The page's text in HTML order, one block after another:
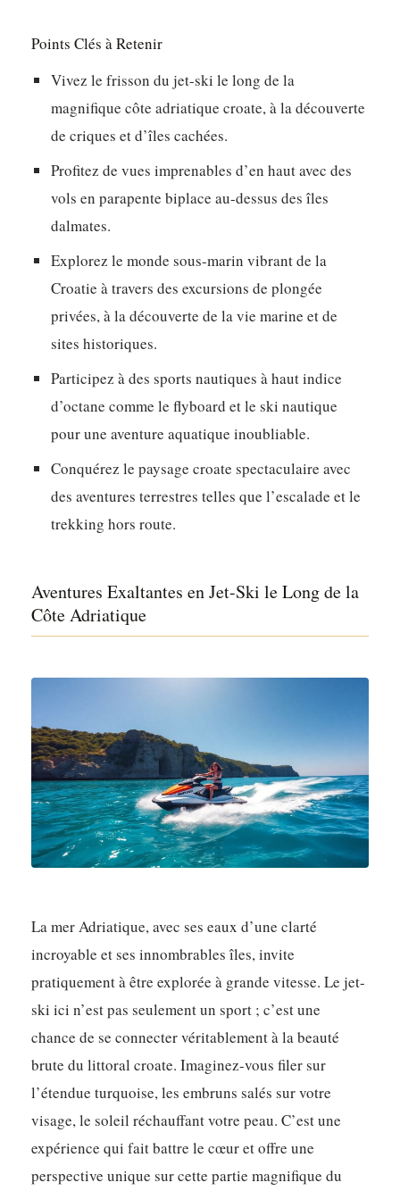
Points Clés à Retenir
Vivez le frisson du jet-ski le long de la
magnifique côte adriatique croate, à la découverte
de criques et d’îles cachées.
Profitez de vues imprenables d’en haut avec des
vols en parapente biplace au-dessus des îles
dalmates.
Explorez le monde sous-marin vibrant de la
Croatie à travers des excursions de plongée
privées, à la découverte de la vie marine et de
sites historiques.
Participez à des sports nautiques à haut indice
d’octane comme le flyboard et le ski nautique
pour une aventure aquatique inoubliable.
Conquérez le paysage croate spectaculaire avec
des aventures terrestres telles que l’escalade et le
trekking hors route.
Aventures Exaltantes en Jet-Ski le Long de la
Côte Adriatique
La mer Adriatique, avec ses eaux d’une clarté
incroyable et ses innombrables îles, invite
pratiquement à être explorée à grande vitesse. Le jet-
ski ici n’est pas seulement un sport ; c’est une
chance de se connecter véritablement à la beauté
brute du littoral croate. Imaginez-vous filer sur
l’étendue turquoise, les embruns salés sur votre
visage, le soleil réchauffant votre peau. C’est une
expérience qui fait battre le cœur et offre une
perspective unique sur cette partie magnifique du